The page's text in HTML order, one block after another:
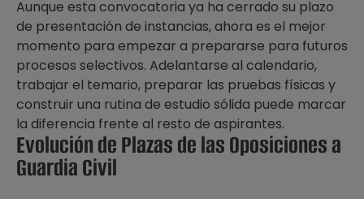
Aunque esta convocatoria ya ha cerrado su plazo
de presentación de instancias, ahora es el mejor
momento para empezar a prepararse para futuros
procesos selectivos. Adelantarse al calendario,
trabajar el temario, preparar las pruebas físicas y
construir una rutina de estudio sólida puede marcar
la diferencia frente al resto de aspirantes.
Evolución de Plazas de las Oposiciones a
Guardia Civil